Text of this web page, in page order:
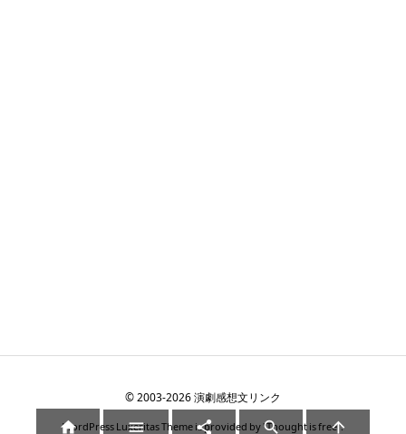
©2003-2026演劇感想文リンク
WordPress Luxeritas Theme is provided by "Thought is free".
    